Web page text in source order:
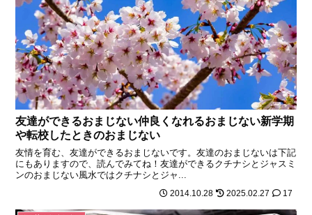
友達ができるおまじない仲良くなれるおまじない新学期
や転校したときのおまじない
友情を育む、友達ができるおまじないです。友達のおまじないは下記
にもありますので、読んでみてね！友達ができるクチナシとジャスミ
ンのおまじない風水ではクチナシとジャ...
2014.10.28 2025.02.27 17